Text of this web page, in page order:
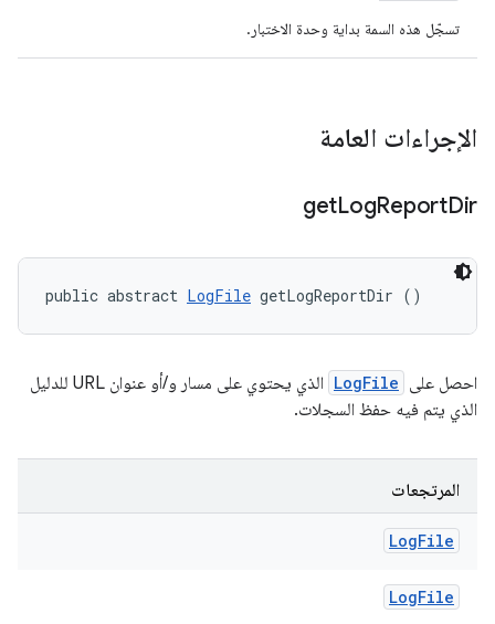
تسجّل هذه السمة بداية وحدة الاختبار.
الإجراءات العامة
getLogReportDir
public abstract LogFile getLogReportDir ()
احصل على LogFile
الذي يحتوي على مسار و/أو عنوان URL للدليل
الذي يتم فيه حفظ السجلات.
المرتجعات
LogFile
LogFile